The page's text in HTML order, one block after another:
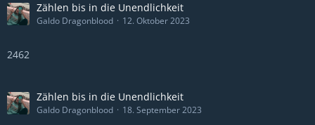
Zählen bis in die Unendlichkeit
Galdo Dragonblood 12. Oktober 2023
2462
Zählen bis in die Unendlichkeit
Galdo Dragonblood 18. September 2023